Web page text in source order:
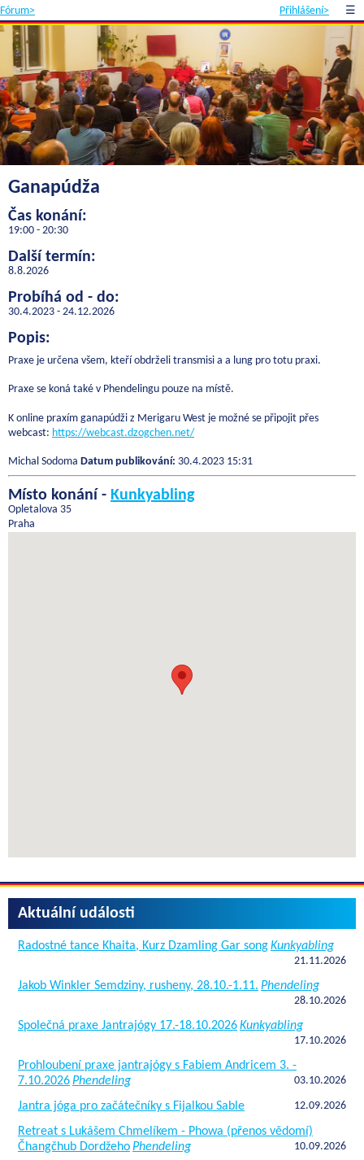
Fórum> Přihlášení> ☰
Ganapúdža
Čas konání:
19:00 - 20:30
Další termín:
8.8.2026
Probíhá od - do:
30.4.2023 - 24.12.2026
Popis:
Praxe je určena všem, kteří obdrželi transmisi a a lung pro totu praxi.
Praxe se koná také v Phendelingu pouze na místě.
K online praxím ganapúdži z Merigaru West je možné se připojit přes
webcast: https://webcast.dzogchen.net/
Michal Sodoma Datum publikování: 30.4.2023 15:31
Místo konání - Kunkyabling
Opletalova 35
Praha
Aktuální události
Radostné tance Khaita, Kurz Dzamling Gar songKunkyabling
21.11.2026
Jakob Winkler Semdziny, rusheny, 28.10.-1.11. Phendeling
28.10.2026
Společná praxe Jantrajógy 17.-18.10.2026Kunkyabling
17.10.2026
Prohloubení praxe jantrajógy s Fabiem Andricem 3. -
7.10.2026Phendeling 03.10.2026
Jantra jóga pro začátečníky s Fijalkou Sable 12.09.2026
Retreat s Lukášem Chmelíkem - Phowa (přenos vědomí)
Čhangčhub DordžehoPhendeling 10.09.2026